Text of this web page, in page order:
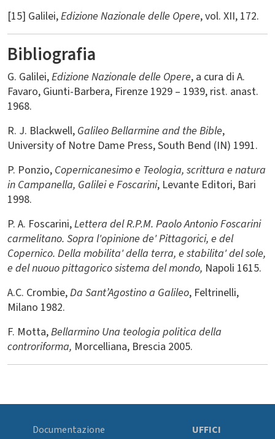
[15] Galilei,Edizione Nazionale delle Opere, vol. XII, 172.
Bibliografia
G. Galilei,Edizione Nazionale delle Opere, a cura di A.
Favaro, Giunti-Barbera, Firenze 1929 – 1939, rist. anast.
1968.
R. J. Blackwell, Galileo Bellarmine and the Bible,
University of Notre Dame Press, South Bend (IN) 1991.
P. Ponzio, Copernicanesimo e Teologia, scrittura e natura
in Campanella, Galilei e Foscarini, Levante Editori, Bari
1998.
P. A. Foscarini,Lettera del R.P.M. Paolo Antonio Foscarini
carmelitano. Sopra l'opinione de' Pittagorici, e del
Copernico. Della mobilita' della terra, e stabilita' del sole,
e del nuouo pittagorico sistema del mondo, Napoli 1615.
A.C. Crombie,Da Sant’Agostino a Galileo, Feltrinelli,
Milano 1982.
F. Motta,Bellarmino Una teologia politica della
controriforma, Morcelliana, Brescia 2005.
Documentazione
UFFICI